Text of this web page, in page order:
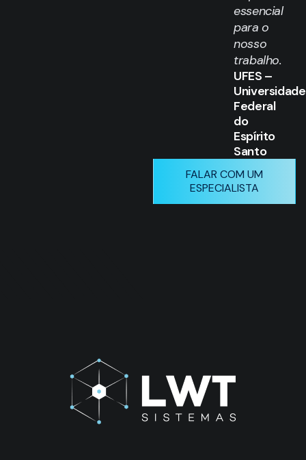
essencial
para o
nosso
trabalho.
UFES –
Universidade
Federal
do
Espírito
Santo
FALAR COM UM
ESPECIALISTA